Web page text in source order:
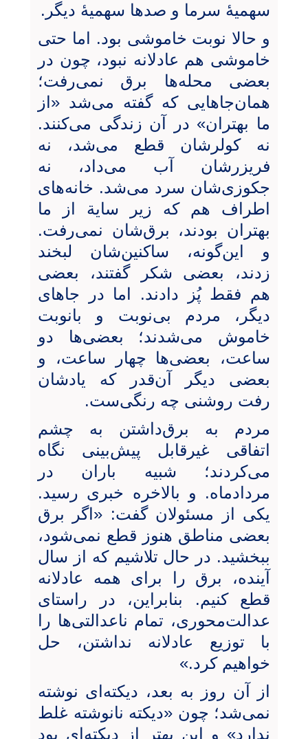
سهمیۀ سرما و صدها سهمیۀ‌ دیگر.
و حالا نوبت خاموشی بود. اما حتی
خاموشی هم عادلانه نبود، چون در
بعضی محله‌ها برق نمی‌رفت؛
همان‌جاهایی که گفته می‌شد «از
ما بهتران» در آن زندگی می‌کنند.
نه کولرشان قطع می‌شد، نه
فریزرشان آب می‌داد، نه
جکوزی‌شان سرد می‌شد. خانه‌های
اطراف هم که زیر سایة‌ از ما
بهتران بودند، برق‌شان نمی‌رفت.
و این‌گونه، ساکنین‌شان لبخند
زدند، بعضی شکر گفتند، بعضی
هم فقط پُز دادند. اما در جاهای
دیگر، مردم بی‌نوبت و بانوبت
خاموش می‌شدند؛ بعضی‌ها دو
ساعت، بعضی‌ها چهار ساعت، و
بعضی دیگر آن‌قدر که یادشان
رفت روشنی چه رنگی‌ست.
مردم به برق‌داشتن به چشم
اتفاقی غیرقابل پیش‌بینی نگاه
می‌کردند؛ شبیه باران در
مردادماه. و بالاخره خبری رسید.
یکی از مسئولان گفت: «اگر برق
بعضی مناطق هنوز قطع نمی‌شود،
ببخشید. در حال تلاشیم که از سال
آینده، برق را برای همه عادلانه
قطع کنیم. بنابراین، در راستای
عدالت‌محوری، تمام ناعدالتی‌ها را
با توزیع عادلانه‌ نداشتن، حل
خواهیم کرد.»
از آن روز به بعد، دیکته‌ای نوشته
نمی‌شد؛ چون «دیکته نانوشته غلط
ندارد» و این بهتر از دیکته‌ای بود